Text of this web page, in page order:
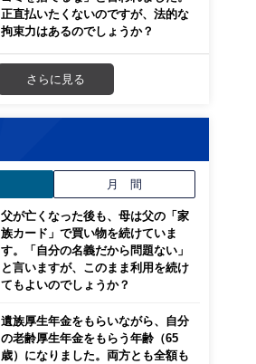
正直払いたくないのですが、法的な
拘束力はあるのでしょうか？
さらに見る
月 間
父が亡くなった後も、母は父の「家
族カード」で買い物を続けていま
す。「自分の名義だから問題ない」
と言いますが、このまま利用を続け
てもよいのでしょうか？
遺族厚生年金をもらいながら、自分
の老齢厚生年金をもらう年齢（65
歳）になりました。両方とも全額も